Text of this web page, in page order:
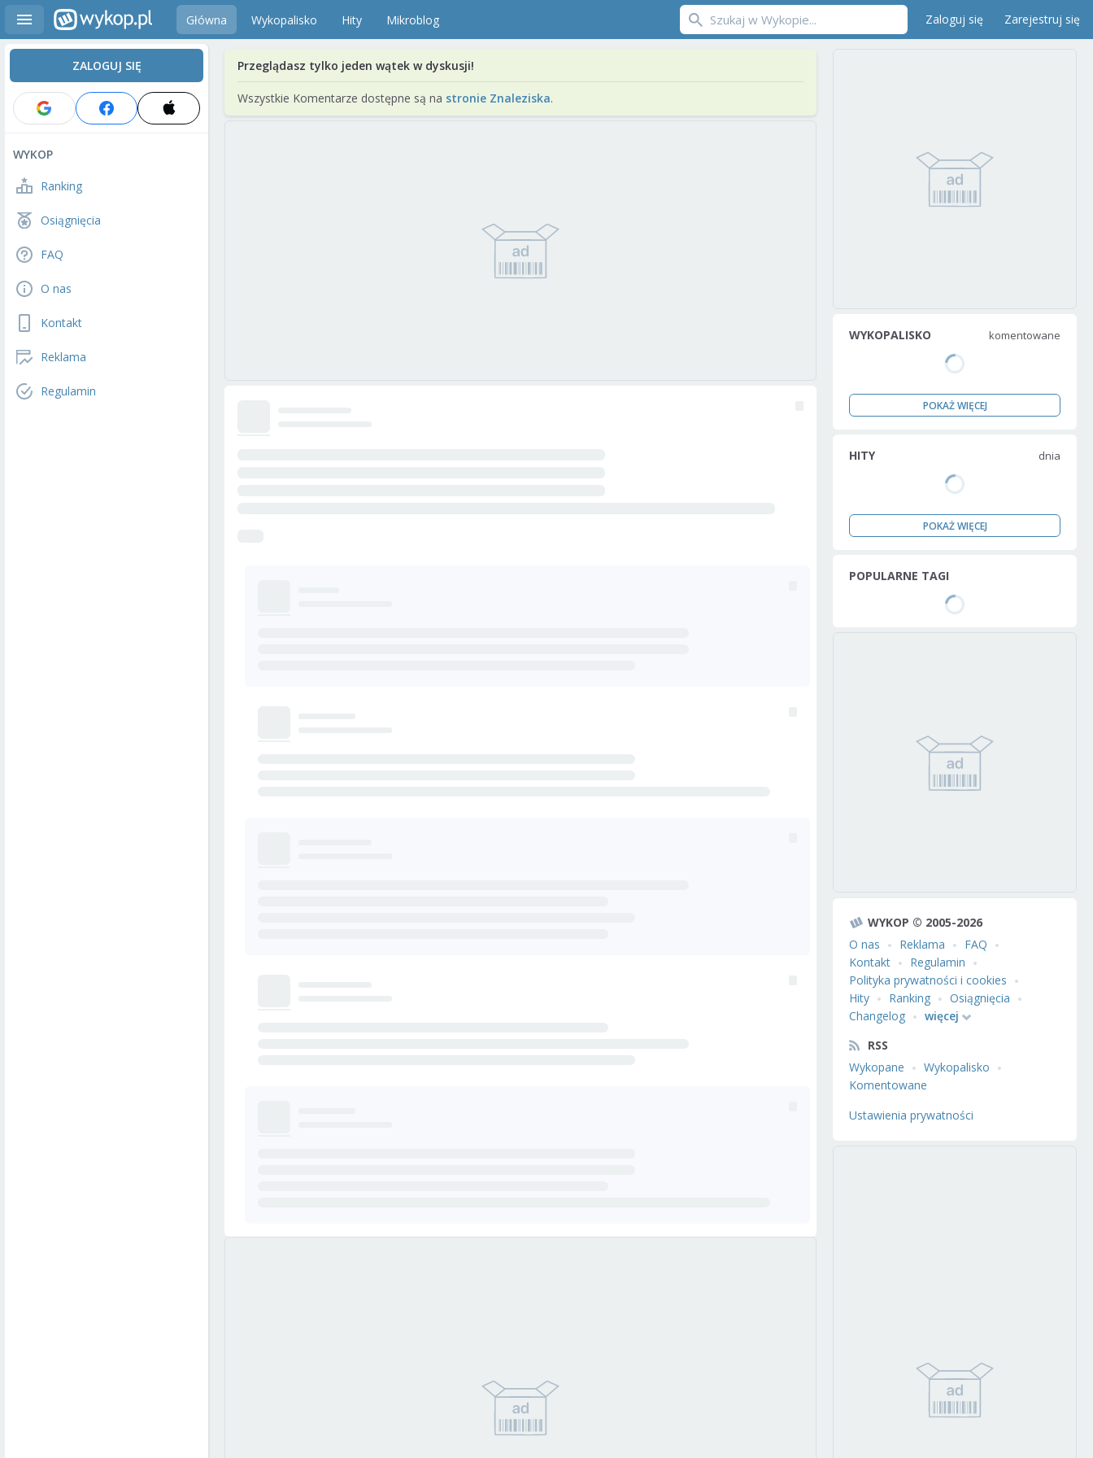
Główna Wykopalisko Hity Mikroblog Zaloguj się Zarejestruj się
ZALOGUJ SIĘ
WYKOP
Ranking
Osiągnięcia
FAQ
O nas
Kontakt
Reklama
Regulamin
Przeglądasz tylko jeden wątek w dyskusji!
Wszystkie Komentarze dostępne są na stronie Znaleziska.
WYKOPALISKO komentowane
POKAŻ WIĘCEJ
HITY dnia
POKAŻ WIĘCEJ
POPULARNE TAGI
WYKOP © 2005-2026
O nas
Reklama
FAQ
Kontakt
Regulamin
Polityka prywatności i cookies
Hity
Ranking
Osiągnięcia
Changelog
więcej
RSS
Wykopane
Wykopalisko
Komentowane
Ustawienia prywatności